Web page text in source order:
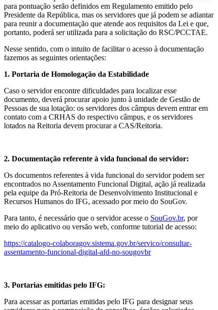
para pontuação serão definidos em Regulamento emitido pelo
Presidente da República, mas os servidores que já podem se adiantar
para reunir a documentação que atende aos requisitos da Lei e que,
portanto, poderá ser utilizada para a solicitação do RSC/PCCTAE.
Nesse sentido, com o intuito de facilitar o acesso à documentação
fazemos as seguintes orientações:
1. Portaria de Homologação da Estabilidade
Caso o servidor encontre dificuldades para localizar esse
documento, deverá procurar apoio junto à unidade de Gestão de
Pessoas de sua lotação: os servidores dos câmpus devem entrar em
contato com a CRHAS do respectivo câmpus, e os servidores
lotados na Reitoria devem procurar a CAS/Reitoria.
2. Documentação referente à vida funcional do servidor:
Os documentos referentes à vida funcional do servidor podem ser
encontrados no Assentamento Funcional Digital, ação já realizada
pela equipe da Pró-Reitoria de Desenvolvimento Institucional e
Recursos Humanos do IFG, acessado por meio do SouGov.
Para tanto, é necessário que o servidor acesse o SouGov.br, por
meio do aplicativo ou versão web, conforme tutorial de acesso:
https://catalogo-colaboragov.sistema.gov.br/servico/consultar-
assentamento-funcional-digital-afd-no-sougovbr
3. Portarias emitidas pelo IFG:
Para acessar as portarias emitidas pelo IFG para designar seus